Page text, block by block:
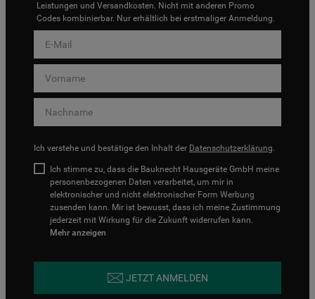
Leistungen und Versandkosten. Nicht mit anderen Promo
Codes kombinierbar. Nur erhältlich bei erstmaliger Anmeldung.
Ich verstehe und bestätige den Inhalt der Datenschutzerklärung.
Ich stimme zu, dass die Bauknecht Hausgeräte GmbH meine
personenbezogenen Daten verarbeitet, um mir in
elektronischer und nicht elektronischer Form Werbung
zusenden kann. Mir ist bewusst, dass ich meine Zustimmung
jederzeit mit Wirkung für die Zukunft widerrufen kann.
Mehr anzeigen
JETZT ANMELDEN